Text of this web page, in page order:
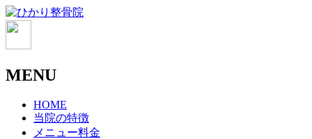
MENU
HOME
当院の特徴
メニュー料金